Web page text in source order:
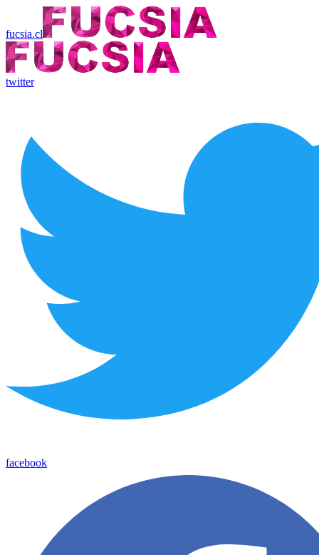
fucsia.cl
twitter
facebook